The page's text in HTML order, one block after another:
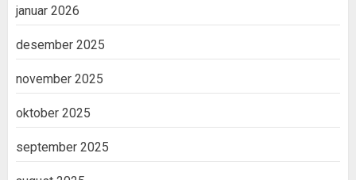
januar 2026
desember 2025
november 2025
oktober 2025
september 2025